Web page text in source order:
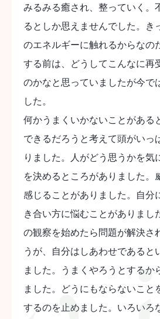
みるみる癒され、整っていく。
るとしか思えませんでした。き
のエネルギーに触れるからなの
する前は、どうしてこんなに再
のかなと思っていましたが今で
した。
何かうまくいかないことがある
できるだろうと考えて頭がいっ
りました。人がどう思うかを気
を決めるところがありました。
感じることがありました。自分
き合い方に悩むことがありまし
の観察を始めたら問題が解決さ
うが、自分はしあわせであると
ました。うまくやろうとするか
ました。どうにもならないこと
するのを止めました。いろいろ